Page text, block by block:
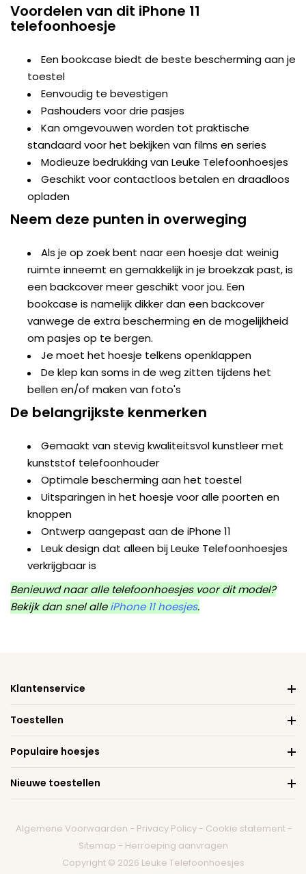
Voordelen van dit iPhone 11
telefoonhoesje
Een bookcase biedt de beste bescherming aan je
toestel
Eenvoudig te bevestigen
Pashouders voor drie pasjes
Kan omgevouwen worden tot praktische
standaard voor het bekijken van films en series
Modieuze bedrukking van Leuke Telefoonhoesjes
Geschikt voor contactloos betalen en draadloos
opladen
Neem deze punten in overweging
Als je op zoek bent naar een hoesje dat weinig
ruimte inneemt en gemakkelijk in je broekzak past, is
een backcover meer geschikt voor jou. Een
bookcase is namelijk dikker dan een backcover
vanwege de extra bescherming en de mogelijkheid
om pasjes op te bergen.
Je moet het hoesje telkens openklappen
De klep kan soms in de weg zitten tijdens het
bellen en/of maken van foto's
De belangrijkste kenmerken
Gemaakt van stevig kwaliteitsvol kunstleer met
kunststof telefoonhouder
Optimale bescherming aan het toestel
Uitsparingen in het hoesje voor alle poorten en
knoppen
Ontwerp aangepast aan de iPhone 11
Leuk design dat alleen bij Leuke Telefoonhoesjes
verkrijgbaar is
Benieuwd naar alle telefoonhoesjes voor dit model?
Bekijk dan snel alleiPhone 11 hoesjes.
Klantenservice
Toestellen
Populaire hoesjes
Nieuwe toestellen
Algemene Voorwaarden - Privacy Policy - Cookie statement -
Sitemap - Herroeping aanvragen
Copyright © 2026 Leuke Telefoonhoesjes